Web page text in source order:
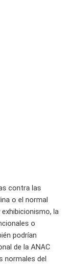
contra las
o el normal
la
o
podrían
de la ANAC
normales del